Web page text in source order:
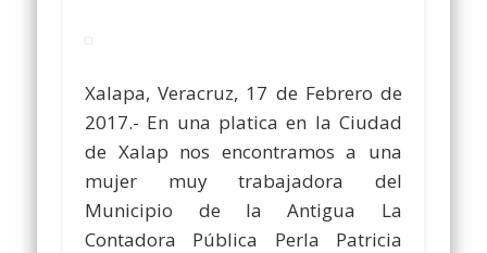
Xalapa, Veracruz, 17 de Febrero de
2017.- En una platica en la Ciudad
de Xalap nos encontramos a una
mujer muy trabajadora del
Municipio de la Antigua La
Contadora Pública Perla Patricia